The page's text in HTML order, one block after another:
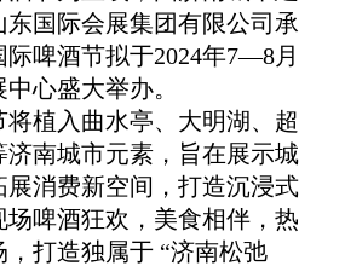
国际会展集团有限公司承
际啤酒节拟于2024年7—8月
心盛大举办。
植入曲水亭、大明湖、超
济南城市元素，旨在展示城
展消费新空间，打造沉浸式
啤酒狂欢，美食相伴，热
打造独属于 “济南松弛